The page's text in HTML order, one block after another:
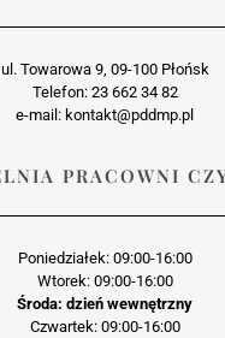
ul. Towarowa 9, 09-100 Płońsk
Telefon: 23 662 34 82
e-mail: kontakt@pddmp.pl
PRACOWNI
Poniedziałek: 09:00-16:00
Wtorek: 09:00-16:00
Środa: dzień wewnętrzny
Czwartek: 09:00-16:00